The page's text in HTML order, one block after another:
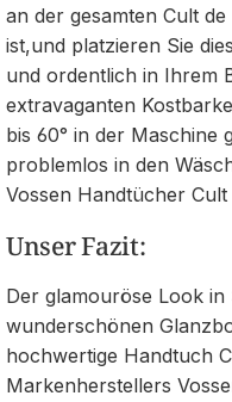
an der gesamten Cult
ist,und platzieren Sie
und ordentlich in Ihrem
extravaganten
bis 60° in der Maschine
problemlos in den
Vossen Handtücher
Unser Fazit:
Der glamouröse Look in
wunderschönen
hochwertige Handtuch
Markenherstellers